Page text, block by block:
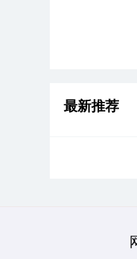
最新推荐